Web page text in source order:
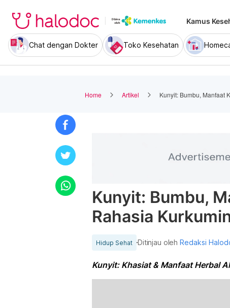
Kamus
Chat dengan Dokter Toko Kesehatan
Home Artikel Kunyit: Bumbu, Manfaat
Kunyit: Bumbu,
Rahasia
Hidup Sehat Ditinjau olehRedaksi
Kunyit: Khasiat & Manfaat Herbal